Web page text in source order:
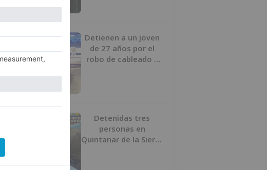
Detienen a un joven
de 27 años por el
robo de cableado y
Detenidas tres
personas en
Quintanar de la Sierra